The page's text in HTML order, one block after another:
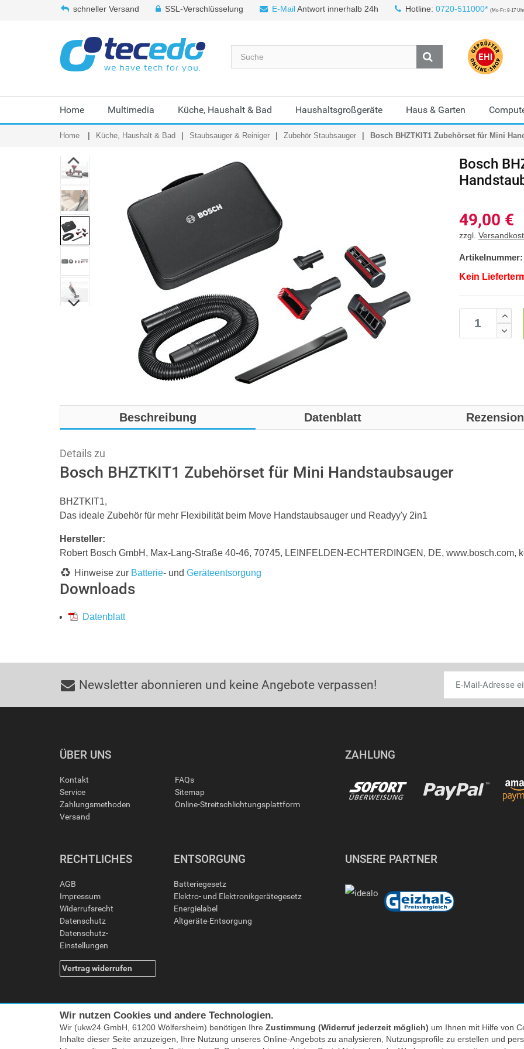
schneller Versand SSL-Verschlüsselung E-MailAntwort innerhalb 24h Hotline: 0720-511000* (Mo-Fr: 8-17
Home Multimedia Küche, Haushalt & Bad Haushaltsgroßgeräte Haus & Garten
Home Küche, Haushalt & Bad Staubsauger & Reiniger Zubehör Staubsauger Bosch BHZTKIT1 Zubehörset für Mini
Bosch
49,00 €
zzgl.
Artikelnummer:
Kein
Beschreibung Datenblatt
Details zu
Bosch BHZTKIT1 Zubehörset für Mini Handstaubsauger
BHZTKIT1,
Das ideale Zubehör für mehr Flexibilität beim Move Handstaubsauger und Readyy'y 2in1
Hersteller:
Robert Bosch GmbH, Max-Lang-Straße 40-46, 70745, LEINFELDEN-ECHTERDINGEN, DE, www.bosch.com,
Hinweise zur Batterie- und Geräteentsorgung
Downloads
Datenblatt
Newsletter abonnieren und keine Angebote verpassen!
ÜBER UNS
Kontakt
Service
Zahlungsmethoden
Versand
FAQs
Sitemap
Online-Streitschlichtungsplattform
ZAHLUNG
RECHTLICHES
AGB
Impressum
Widerrufsrecht
Datenschutz
Datenschutz-
Einstellungen
Vertrag widerrufen
ENTSORGUNG
Batteriegesetz
Elektro- und Elektronikgerätegesetz
Energielabel
Altgeräte-Entsorgung
UNSERE PARTNER
Facebook|twitter
Wir nutzen Cookies und andere Technologien.
Wir (ukw24 GmbH, 61200 Wölfersheim) benötigen Ihre Zustimmung (Widerruf jederzeit möglich) um Ihnen mit Hilfe von
Inhalte dieser Seite anzuzeigen, Ihre Nutzung unseres Online-Angebots zu analysieren, Nutzungsprofile zu erstellen und